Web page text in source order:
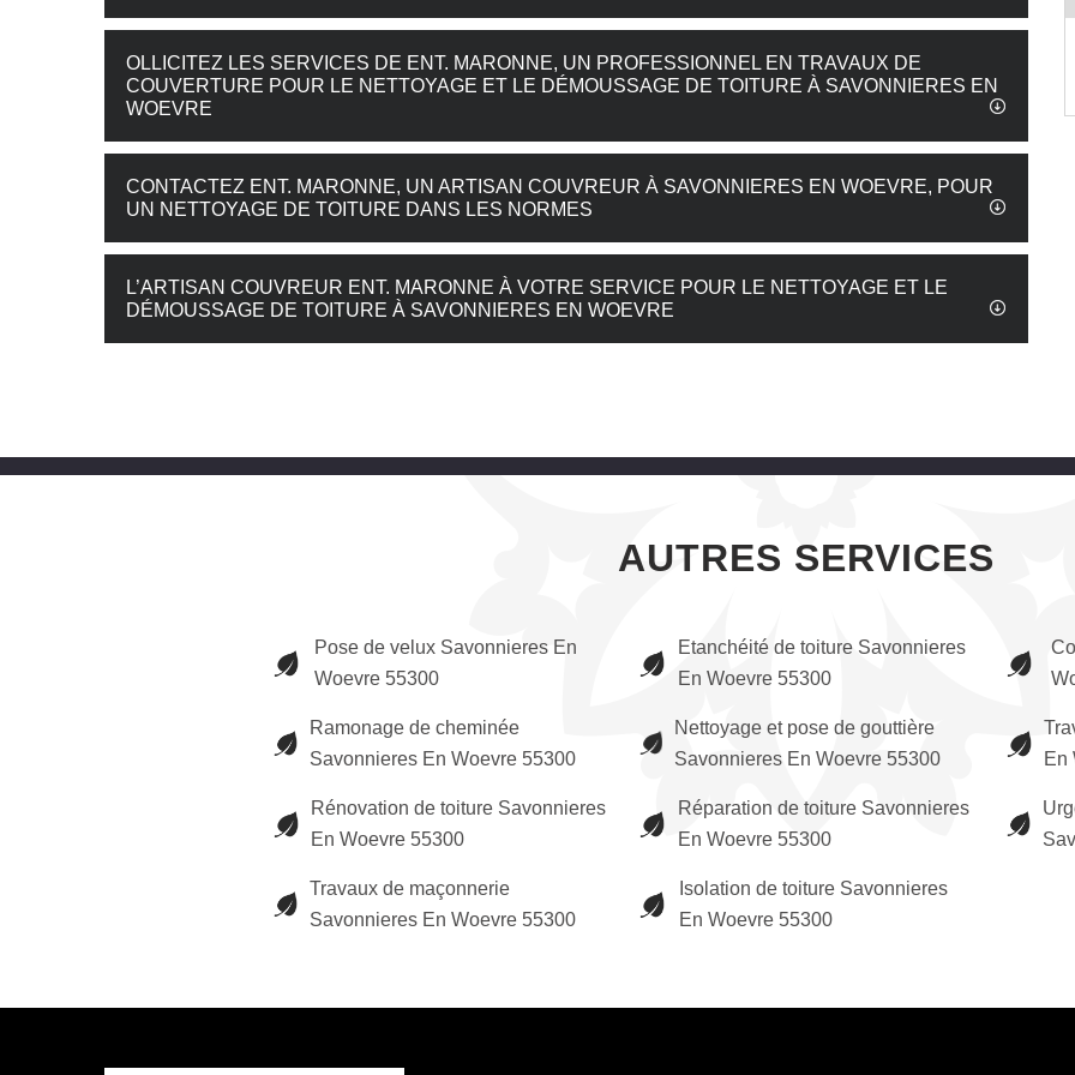
OLLICITEZ LES SERVICES DE ENT. MARONNE, UN PROFESSIONNEL EN TRAVAUX DE
COUVERTURE POUR LE NETTOYAGE ET LE DÉMOUSSAGE DE TOITURE À SAVONNIERES EN
WOEVRE
CONTACTEZ ENT. MARONNE, UN ARTISAN COUVREUR À SAVONNIERES EN WOEVRE, POUR
UN NETTOYAGE DE TOITURE DANS LES NORMES
L’ARTISAN COUVREUR ENT. MARONNE À VOTRE SERVICE POUR LE NETTOYAGE ET LE
DÉMOUSSAGE DE TOITURE À SAVONNIERES EN WOEVRE
AUTRES SERVICES
Pose de velux Savonnieres En
Woevre 55300
Ramonage de cheminée
Savonnieres En Woevre 55300
Rénovation de toiture Savonnieres
En Woevre 55300
Travaux de maçonnerie
Savonnieres En Woevre 55300
Etanchéité de toiture Savonnieres
En Woevre 55300
Nettoyage et pose de gouttière
Savonnieres En Woevre 55300
Réparation de toiture Savonnieres
En Woevre 55300
Isolation de toiture Savonnieres
En Woevre 55300
En